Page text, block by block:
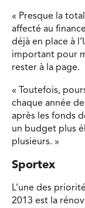
« Presque la
affecté au
déjà en place à
important pour
rester à la page.
« Toutefois,
chaque année
après les fonds
un budget plus
plusieurs. »
Sportex
L’une des
2013 est la